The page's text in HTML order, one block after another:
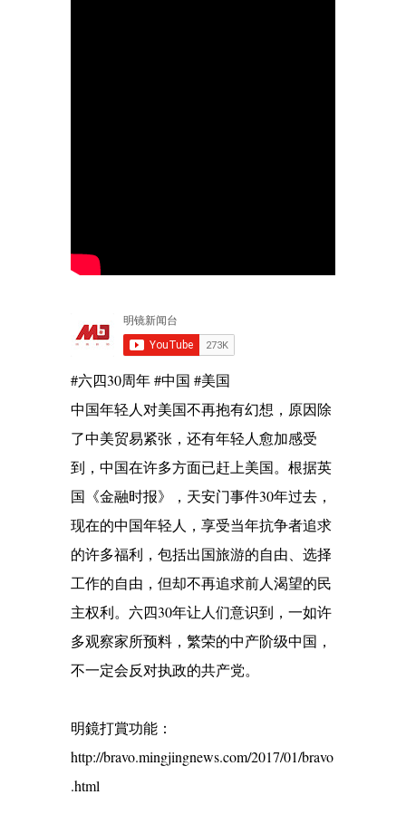
#六四30周年 #中国 #美国
中国年轻人对美国不再抱有幻想，原因除
了中美贸易紧张，还有年轻人愈加感受
到，中国在许多方面已赶上美国。根据英
国《金融时报》，天安门事件30年过去，
现在的中国年轻人，享受当年抗争者追求
的许多福利，包括出国旅游的自由、选择
工作的自由，但却不再追求前人渴望的民
主权利。六四30年让人们意识到，一如许
多观察家所预料，繁荣的中产阶级中国，
不一定会反对执政的共产党。
明鏡打賞功能：
http://bravo.mingjingnews.com/2017/01/bravo
.html